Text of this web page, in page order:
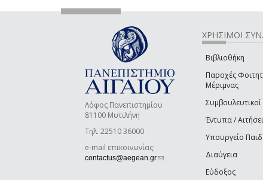
Λόφος Πανεπιστημίου
81100 Μυτιλήνη
Τηλ. 22510 36000
e-mail επικοινωνίας:
contactus@aegean.gr(link sends e-mail)
ΧΡΗΣΙΜΟΙ
Βιβλιοθήκη
Παροχές
Μέριμνας
Έντυπα /
Υπουργείο
Διαύγεια
Εύδοξος